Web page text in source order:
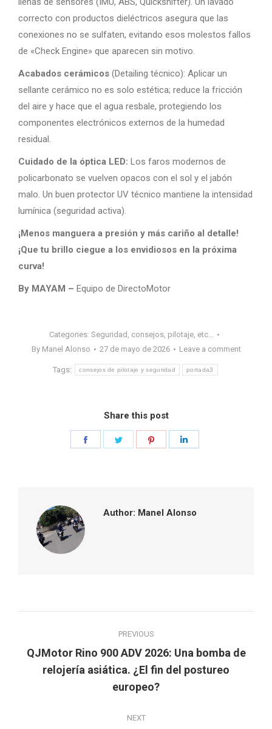
correcto con productos dieléctricos asegura que las
conexiones no se sulfaten, evitando esos molestos fallos
de «Check Engine» que aparecen sin motivo.
Acabados cerámicos (Detailing técnico): Aplicar un
sellante cerámico no es solo estética; reduce la fricción
del aire y hace que el agua resbale, protegiendo los
componentes electrónicos externos de la humedad
residual.
Cuidado de la óptica LED: Los faros modernos de
policarbonato se vuelven opacos con el sol y el jabón
malo. Un buen protector UV técnico mantiene la intensidad
lumínica (seguridad activa).
¡Menos manguera a presión y más cariño al detalle!
¡Que tu brillo ciegue a los envidiosos en la próxima
curva!
By MAYAM – Equipo de DirectoMotor
Categories: Seguridad, consejos, pilotaje, etc...
By Manel Alonso 27 de mayo de 2026 Leave a comment
Tags: consejos de pilotaje y seguridad portada3
Share this post
Author: Manel Alonso
navigation
PREVIOUS
Previous
post:
QJMotor Rino 900 ADV 2026: Una bomba de
relojería asiática. ¿El fin del postureo
europeo?
NEXT